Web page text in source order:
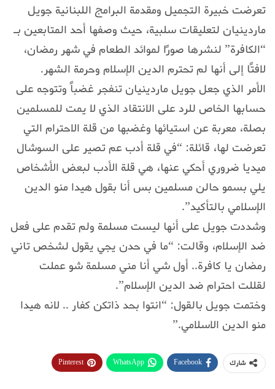
تعرضت خبيرة التجميل ومقدمة البرامج اللبنانية جويل
ماردينيان لتعليقات سلبية، حيث وصفها أحد المتابعين بـ
“الكافرة” لنشرها صورًا لموائد الطعام في شهر رمضان،
لافتًا إلى أنها لم تحترم الدين الإسلام وحرمة الشهر.
الأمر الذي جعل جويل ماردينيان تنفجر غضباً وتتوجه على
حسابها الخاص للرد على الانتقاد الذي لا يمت للمسلمين
بصلة، معربة عن استيائها وغضبها من قلة الاحترام التي
تعرضت لها، قائلة: “في قلة أدب عم تصير على السوشال
ميديا ضروري أحكي عنها، هي قلة الأدب لبعض الأشخاص
يلي بسمو حالن مسلمين بس أنا بقول هيدا منو الدين
الإسلامي بالتأكيد”.
وشددت جويل على أنها ليست مسلمة ولم تقدم على فعل
ضد الإسلام، وقالت: “ما في حدن يجي يقول لشخص تاني
رمضان يا كافرة.. أول شي أنا مني مسلمة شو عملت
لقللت احترام ضد الدين الإسلام”.
وختمت جويل بالقول: “انتوا بحد ذاتكن كفار .. لانه هيدا
منو الدين الاسلامي.”
شارك Facebook
WhatsApp
Pinterest